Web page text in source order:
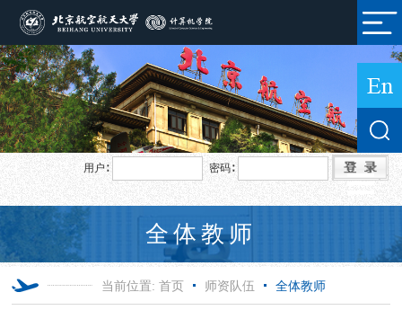
用户∶ 密码∶
全体教师
当前位置:首页 师资队伍 全体教师